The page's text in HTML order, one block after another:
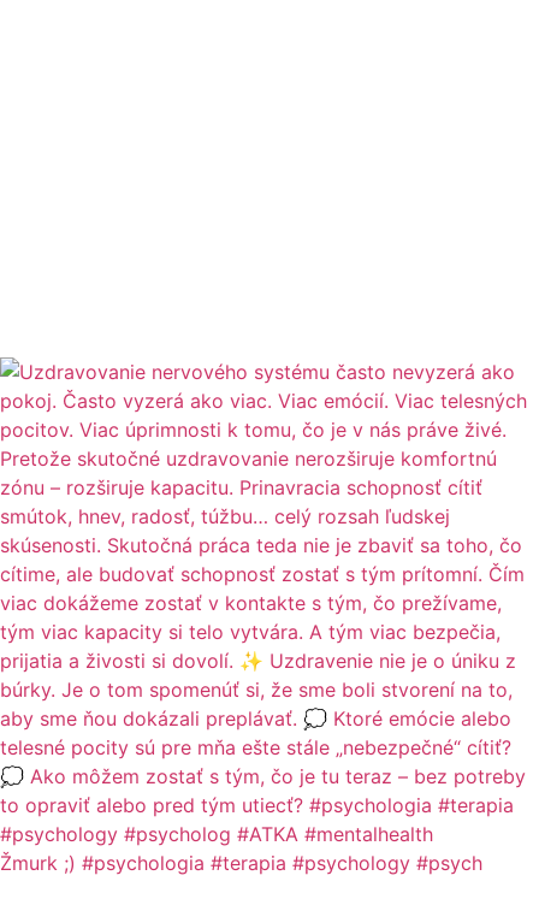
Žmurk ;) #psychologia #terapia #psychology #psych